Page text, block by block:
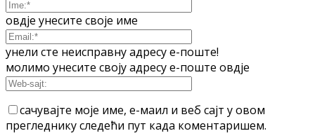
овдје унесите своје име
унели сте неисправну адресу е-поште!
молимо унесите своју адресу е-поште овдје
сачувајте моје име, е-маил и веб сајт у овом
прегледнику следећи пут када коментаришем.